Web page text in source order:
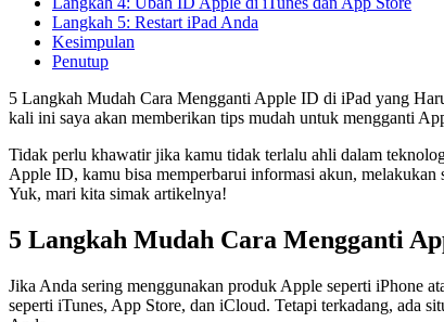
Langkah 5: Restart iPad Anda
Kesimpulan
Penutup
5 Langkah Mudah Cara Mengganti Apple ID di iPad yang
kali ini saya akan memberikan tips mudah untuk mengganti
Tidak perlu khawatir jika kamu tidak terlalu ahli dalam
Apple ID, kamu bisa memperbarui informasi akun,
Yuk, mari kita simak artikelnya!
5 Langkah Mudah Cara Mengganti
Jika Anda sering menggunakan produk Apple seperti iPhone
seperti iTunes, App Store, dan iCloud. Tetapi terkadang, ada